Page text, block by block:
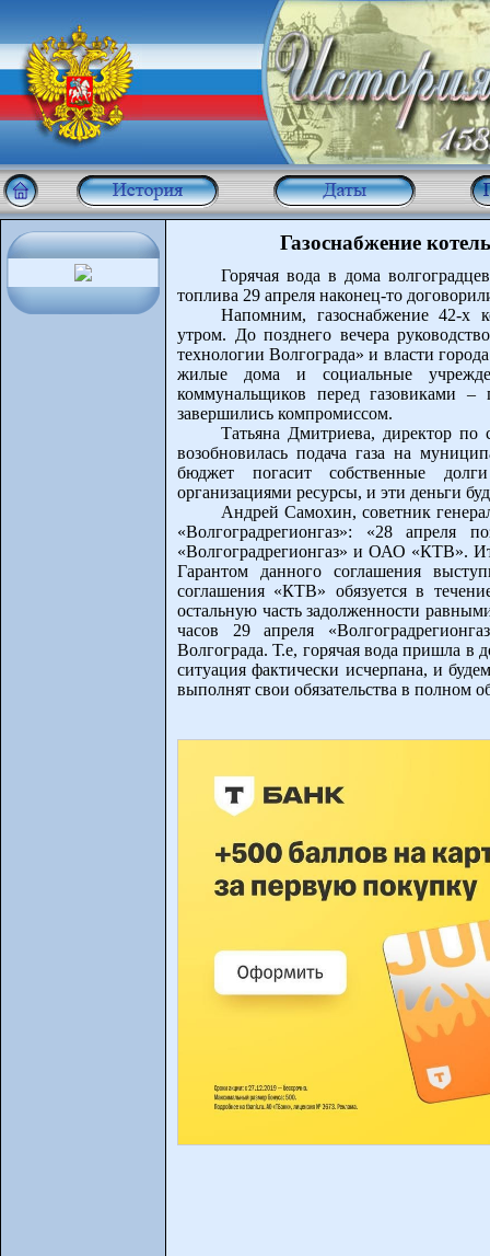
Газоснабжение
Горячая вода в дома
топлива 29 апреля наконец-то
Напомним, газоснабжение 42-х
утром. До позднего вечера
технологии Волгограда» и власти
жилые дома и социальные
коммунальщиков перед газовиками
завершились компромиссом.
Татьяна Дмитриева, директор
возобновилась подача газа на
бюджет погасит собственные
организациями ресурсы, и эти деньги
Андрей Самохин, советник
«Волгоградрегионгаз»: «28 апреля
«Волгоградрегионгаз» и ОАО «КТВ».
Гарантом данного соглашения
соглашения «КТВ» обязуется в
остальную часть задолженности
часов 29 апреля
Волгограда. Т.е, горячая вода пришла в
ситуация фактически исчерпана, и
выполнят свои обязательства в полном